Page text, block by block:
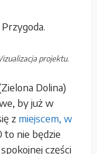
projektu.
Dolina)
by już w
z miejscem, w
to nie będzie
części